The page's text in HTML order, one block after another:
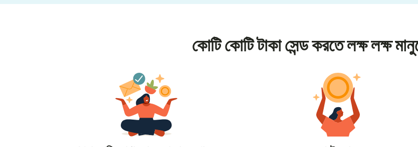
কোটি কোটি টাকা সেন্ড করতে লক্ষ লক্ষ